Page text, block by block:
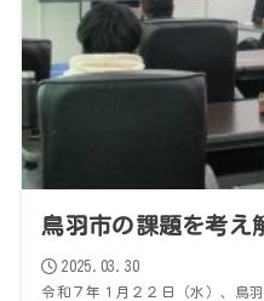
鳥羽市の課題を考え
2025.03.30
令和７年１月２２日（水）、鳥